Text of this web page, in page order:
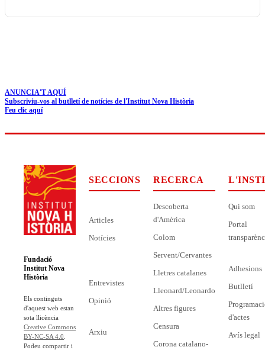
ANUNCIA'T AQUÍ
Subscriviu-vos al butlletí de notícies de l'Institut Nova Història
Feu clic aquí
Fundació
Institut Nova
Història
Els continguts
d'aquest web estan
sota llicència
Creative Commons
BY-NC-SA 4.0
Podeu compartir i
SECCIONS
Articles
Notícies
Entrevistes
Opinió
Arxiu
RECERCA
Descoberta
d'Amèrica
Colom
Servent/Cervantes
Lletres catalanes
Lleonard/Leonardo
Altres figures
Censura
Corona catalano-
Qui som
Portal
Adhesions
Butlletí
d'actes
Avís legal